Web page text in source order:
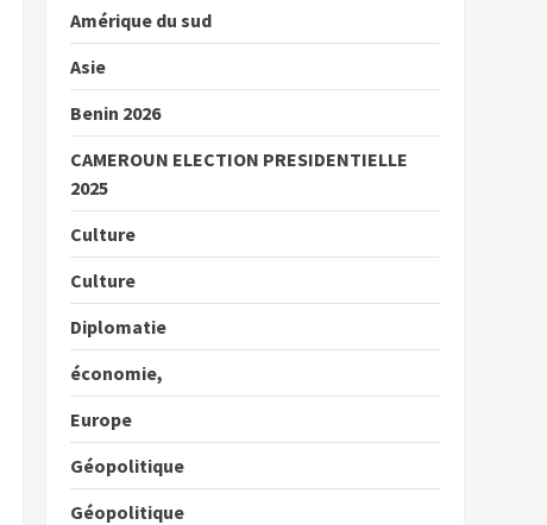
Amérique du sud
Asie
Benin 2026
CAMEROUN ELECTION PRESIDENTIELLE
2025
Culture
Culture
Diplomatie
économie,
Europe
Géopolitique
Géopolitique